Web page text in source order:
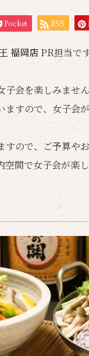
Pocket RSS
福岡店 PR担当です
会を楽しみませ
すので、女子会
すので、ご予算や
間で女子会が楽